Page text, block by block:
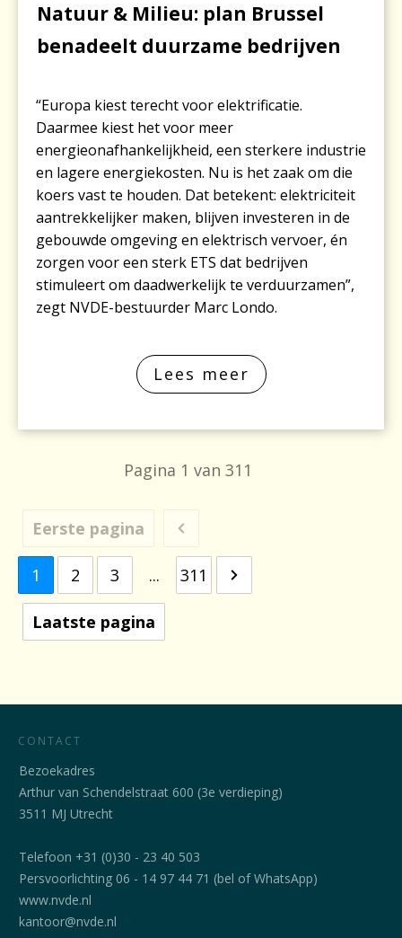
Natuur & Milieu: plan Brussel
benadeelt duurzame bedrijven
“Europa kiest terecht voor elektrificatie.
Daarmee kiest het voor meer
energieonafhankelijkheid, een sterkere industrie
en lagere energiekosten. Nu is het zaak om die
koers vast te houden. Dat betekent: elektriciteit
aantrekkelijker maken, blijven investeren in de
gebouwde omgeving en elektrisch vervoer, én
zorgen voor een sterk ETS dat bedrijven
stimuleert om daadwerkelijk te verduurzamen”,
zegt NVDE-bestuurder Marc Londo.
Lees meer
Pagina 1 van 311
Eerste pagina
1 2 3 ... 311
Laatste pagina
CONTACT
Bezoekadres
Arthur van Schendelstraat 600 (3e verdieping)
3511 MJ Utrecht
Telefoon +31 (0)30 - 23 40 503
Persvoorlichting 06 - 14 97 44 71 (bel of WhatsApp)
www.nvde.nl
kantoor@nvde.nl